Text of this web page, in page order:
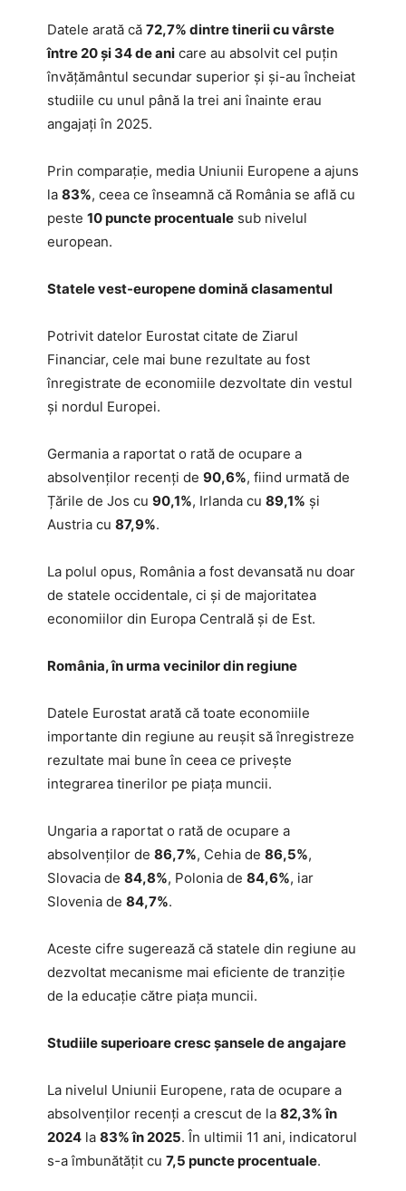
Datele arată că 72,7% dintre tinerii cu vârste
între 20 și 34 de ani care au absolvit cel puțin
învățământul secundar superior și și-au încheiat
studiile cu unul până la trei ani înainte erau
angajați în 2025.
Prin comparație, media Uniunii Europene a ajuns
la 83%, ceea ce înseamnă că România se află cu
peste 10 puncte procentuale sub nivelul
european.
Statele vest-europene domină clasamentul
Potrivit datelor Eurostat citate de Ziarul
Financiar, cele mai bune rezultate au fost
înregistrate de economiile dezvoltate din vestul
și nordul Europei.
Germania a raportat o rată de ocupare a
absolvenților recenți de 90,6%, fiind urmată de
Țările de Jos cu 90,1%, Irlanda cu 89,1% și
Austria cu 87,9%.
La polul opus, România a fost devansată nu doar
de statele occidentale, ci și de majoritatea
economiilor din Europa Centrală și de Est.
România, în urma vecinilor din regiune
Datele Eurostat arată că toate economiile
importante din regiune au reușit să înregistreze
rezultate mai bune în ceea ce privește
integrarea tinerilor pe piața muncii.
Ungaria a raportat o rată de ocupare a
absolvenților de 86,7%, Cehia de 86,5%,
Slovacia de 84,8%, Polonia de 84,6%, iar
Slovenia de 84,7%.
Aceste cifre sugerează că statele din regiune au
dezvoltat mecanisme mai eficiente de tranziție
de la educație către piața muncii.
Studiile superioare cresc șansele de angajare
La nivelul Uniunii Europene, rata de ocupare a
absolvenților recenți a crescut de la 82,3% în
2024 la 83% în 2025. În ultimii 11 ani, indicatorul
s-a îmbunătățit cu 7,5 puncte procentuale.